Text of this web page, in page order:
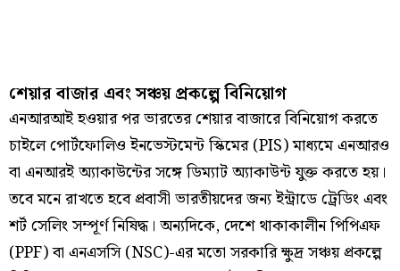
শেয়ার বাজার এবং সঞ্চয় প্রকল্পে বিনিয়োগ
এনআরআই হওয়ার পর ভারতের শেয়ার বাজারে বিনিয়োগ করতে
চাইলে পোর্টফোলিও ইনভেস্টমেন্ট স্কিমের (PIS) মাধ্যমে এনআরও
বা এনআরই অ্যাকাউন্টের সঙ্গে ডিম্যাট অ্যাকাউন্ট যুক্ত করতে হয়।
তবে মনে রাখতে হবে প্রবাসী ভারতীয়দের জন্য ইন্ট্রাডে ট্রেডিং এবং
শর্ট সেলিং সম্পূর্ণ নিষিদ্ধ। অন্যদিকে, দেশে থাকাকালীন পিপিএফ
(PPF) বা এনএসসি (NSC)-এর মতো সরকারি ক্ষুদ্র সঞ্চয় প্রকল্পে